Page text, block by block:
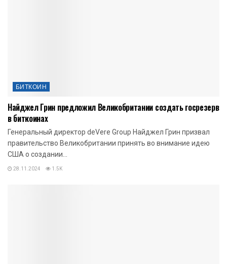
БИТКОИН
Найджел Грин предложил Великобритании создать госрезерв
в биткоинах
Генеральный директор deVere Group Найджел Грин призвал
правительство Великобритании принять во внимание идею
США о создании...
28.11.2024 1.5K